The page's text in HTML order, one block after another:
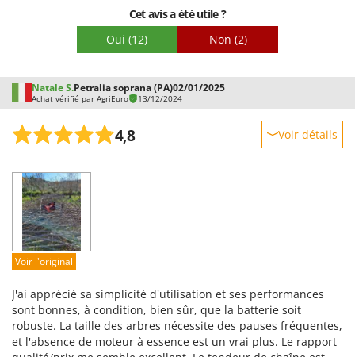
sont de qualité supérieure à la moyenne et elle est plus
lourde que je ne l'imaginais. Je l'ai déjà mise à rude épreuve
en abattant des châtaigniers morts de 15 à 20 cm de
optimal. C'est dommage pour la protection de la pointe, qui
limite considérablement la performance de coupe, mais peut-
être qu'en plus de la protection anti-rebond, elle a été
ajoutée pour éviter que le guide-chaîne ne se détache et ne
se torde. Bref, pour le prix, elle est correcte. Si vous voulez
Cet avis a été utile ?
Oui (12) Non (2)
Natale S.Petralia soprana (PA)02/01/2025
Achat vérifié par AgriEuro 13/12/2024
4,8 Voir détails
Prestations
Facilité d'utilisation
Qualité / Prix
Facilité de montage
Voir l'original
J'ai apprécié sa simplicité d'utilisation et ses performances
sont bonnes, à condition, bien sûr, que la batterie soit
robuste. La taille des arbres nécessite des pauses fréquentes,
et l'absence de moteur à essence est un vrai plus. Le rapport